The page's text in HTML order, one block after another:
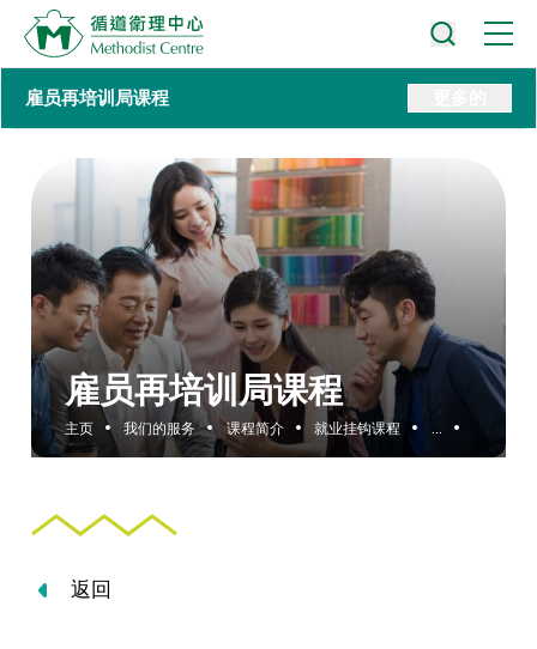
雇员再培训局课程
主页 我们的服务 课程简介 就业挂钩课程 ...
雇员再培训局课程
返回